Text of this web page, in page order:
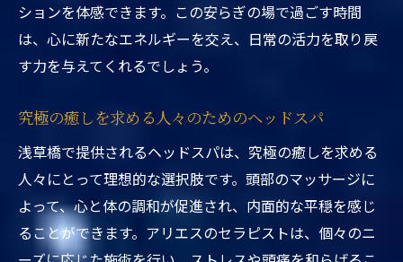
ションを体感できます。この安らぎの場で過ごす時間
は、心に新たなエネルギーを交え、日常の活力を取り戻
す力を与えてくれるでしょう。
究極の癒しを求める人々のためのヘッドスパ
浅草橋で提供されるヘッドスパは、究極の癒しを求める
人々にとって理想的な選択肢です。頭部のマッサージに
よって、心と体の調和が促進され、内面的な平穏を感じ
ることができます。アリエスのセラピストは、個々のニ